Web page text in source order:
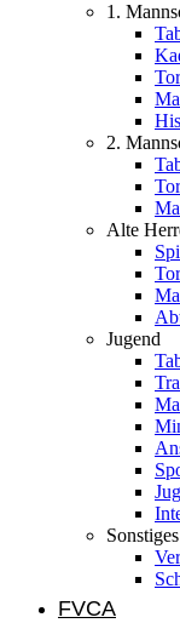
1.
2.
Alte
Jugend
Sonstiges
FVCA